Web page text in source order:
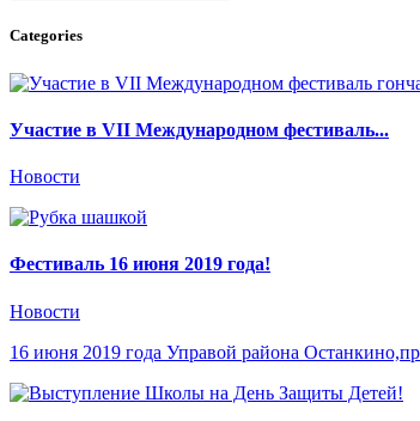
Categories
Участие в VII Международном фестиваль...
Новости
Фестиваль 16 июня 2019 года!
Новости
16 июня 2019 года Управой района